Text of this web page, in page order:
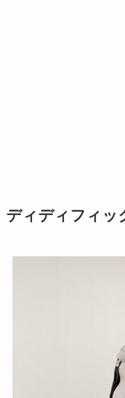
ディディフィッ